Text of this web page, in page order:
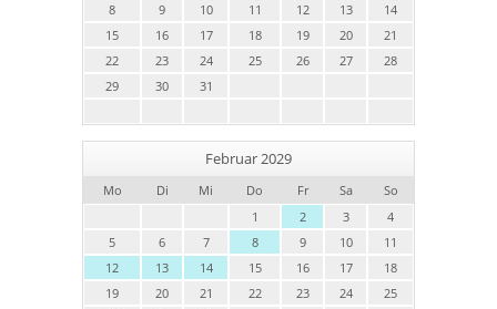
8
9 10 11 12 13
14
15
16 17 18 19 20
21
22
23 24 25 26 27
28
29
30 31
Februar 2029
Mo Di Mi Do Fr Sa
So
1
2 3
4
5
6 7 8 9 10
11
12
13 14 15 16 17
18
19
20 21 22 23 24
25